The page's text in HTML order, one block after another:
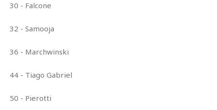
30 - Falcone
32 - Samooja
36 - Marchwinski
44 - Tiago Gabriel
50 - Pierotti